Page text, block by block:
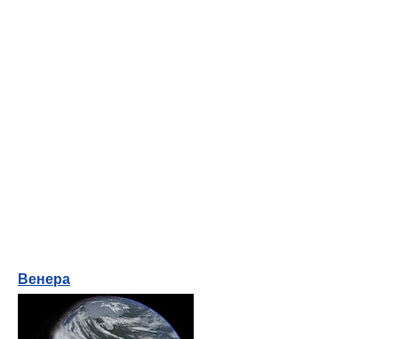
Венера